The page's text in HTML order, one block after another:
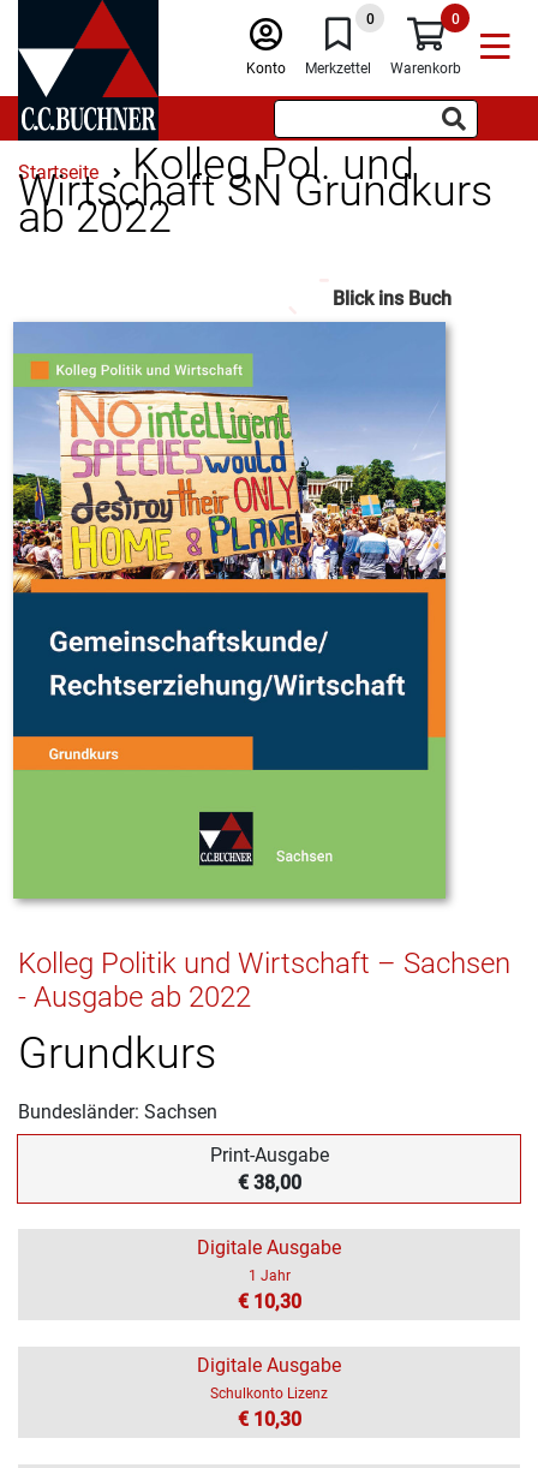
Konto
0
Merkzettel
0
Warenkorb
Startseite Kolleg Pol. und
Wirtschaft SN Grundkurs
ab 2022
Blick ins Buch
Kolleg Politik und Wirtschaft – Sachsen
- Ausgabe ab 2022
Grundkurs
Bundesländer: Sachsen
Print-Ausgabe
€ 38,00
Digitale Ausgabe
1 Jahr
€ 10,30
Digitale Ausgabe
Schulkonto Lizenz
€ 10,30